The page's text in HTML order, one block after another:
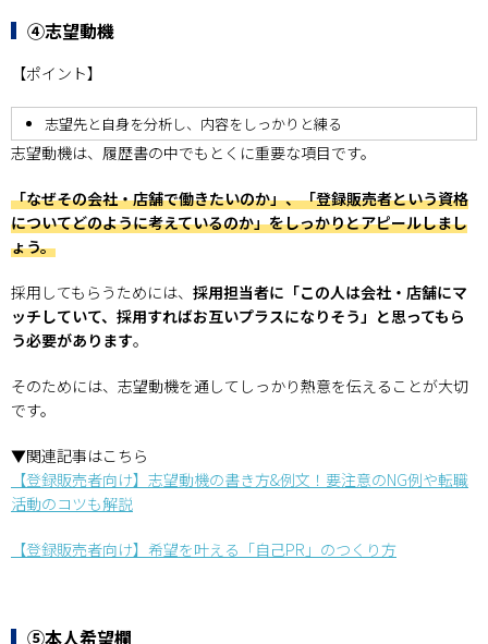
④志望動機
【ポイント】
志望先と自身を分析し、内容をしっかりと練る
志望動機は、履歴書の中でもとくに重要な項目です。
「なぜその会社・店舗で働きたいのか」、「登録販売者という資格
についてどのように考えているのか」をしっかりとアピールしまし
ょう。
採用してもらうためには、 採用担当者に「この人は会社・店舗にマ
ッチしていて、採用すればお互いプラスになりそう」と思ってもら
う必要があります。
そのためには、志望動機を通してしっかり熱意を伝えることが大切
です。
▼関連記事はこちら
【登録販売者向け】志望動機の書き方&例文！要注意のNG例や転職
活動のコツも解説
【登録販売者向け】希望を叶える「自己PR」のつくり方
⑤本人希望欄